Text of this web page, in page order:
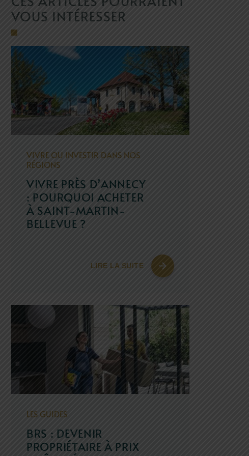
VOUS INTÉRESSER
VIVRE OU INVESTIR DANS NOS
RÉGIONS
VIVRE PRÈS D’ANNECY
: POURQUOI ACHETER
À SAINT-MARTIN-
BELLEVUE ?
LIRE LA SUITE
LES GUIDES
BRS : DEVENIR
PROPRIÉTAIRE À PRIX